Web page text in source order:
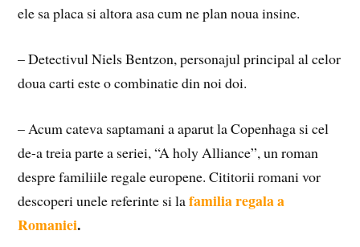
ele sa placa si altora asa cum ne plan noua insine.
– Detectivul Niels Bentzon, personajul principal al celor
doua carti este o combinatie din noi doi.
– Acum cateva saptamani a aparut la Copenhaga si cel
de-a treia parte a seriei, “A holy Alliance”, un roman
despre familiile regale europene. Cititorii romani vor
descoperi unele referinte si lafamilia regala a
Romaniei.